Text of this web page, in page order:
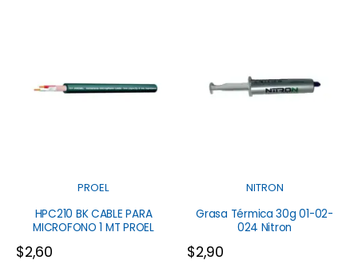
PROEL
HPC210 BK CABLE PARA
MICROFONO 1 MT PROEL
$2,60
NITRON
Grasa Térmica 30g 01-02-
024 Nitron
$2,90